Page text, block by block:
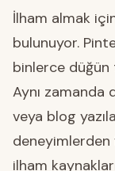
İlham almak
bulunuyor.
binlerce düğün
Aynı zamanda
veya blog
deneyimlerden
ilham